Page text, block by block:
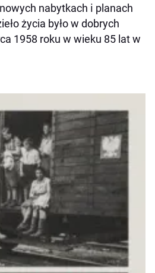
nabytkach і planach
życia było w dobrych
1958 roku w wieku 85 lat w